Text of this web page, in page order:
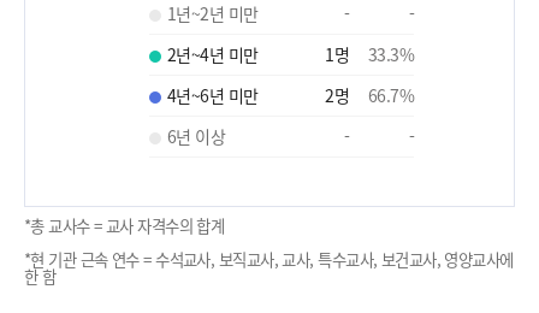
1년~2년 미만
-
-
2년~4년 미만
1명 33.3%
4년~6년 미만
2명 66.7%
6년 이상
- -
*총 교사수 = 교사 자격수의 합계
*현 기관 근속 연수 = 수석교사, 보직교사, 교사, 특수교사, 보건교사, 영양교사에
한 함